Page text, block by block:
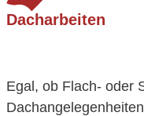
Dacharbeiten
Egal, ob Flach- oder